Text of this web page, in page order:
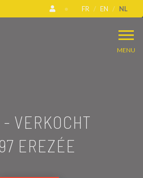
FR EN NL
MENU
VERKOCHT
EREZÉE